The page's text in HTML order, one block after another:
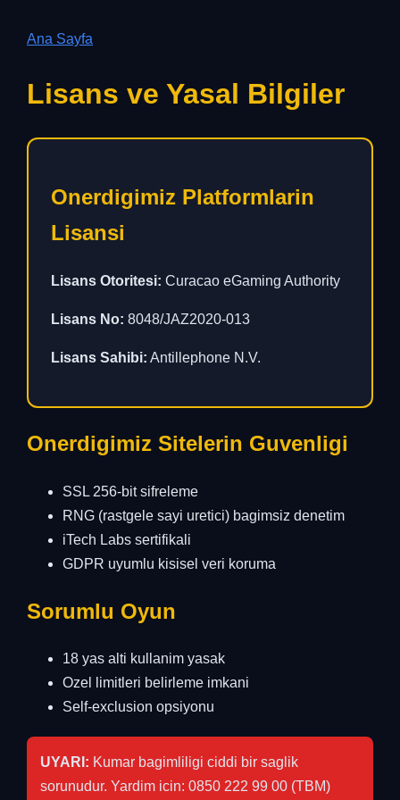
Ana Sayfa
Lisans ve Yasal Bilgiler
Onerdigimiz Platformlarin
Lisansi
Lisans Otoritesi: Curacao eGaming Authority
Lisans No: 8048/JAZ2020-013
Lisans Sahibi: Antillephone N.V.
Onerdigimiz Sitelerin Guvenligi
SSL 256-bit sifreleme
RNG (rastgele sayi uretici) bagimsiz denetim
iTech Labs sertifikali
GDPR uyumlu kisisel veri koruma
Sorumlu Oyun
18 yas alti kullanim yasak
Ozel limitleri belirleme imkani
Self-exclusion opsiyonu
UYARI: Kumar bagimliligi ciddi bir saglik
sorunudur. Yardim icin: 0850 222 99 00 (TBM)